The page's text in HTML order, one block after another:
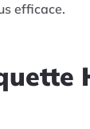
efficace.